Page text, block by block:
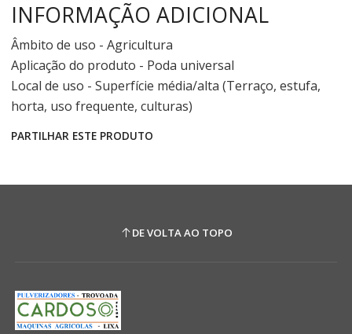
INFORMAÇÃO ADICIONAL
Âmbito de uso - Agricultura
Aplicação do produto - Poda universal
Local de uso - Superfície média/alta (Terraço, estufa,
horta, uso frequente, culturas)
PARTILHAR ESTE PRODUTO
DE VOLTA AO TOPO